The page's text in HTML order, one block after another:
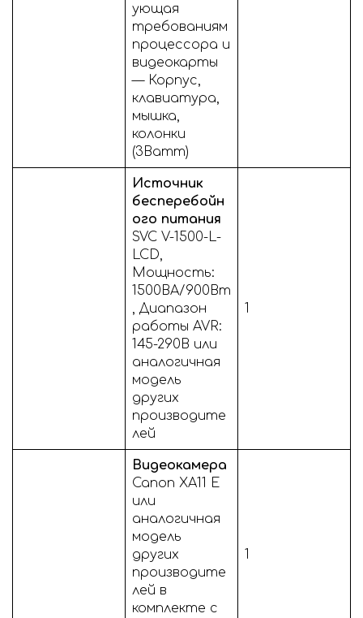
ующая
требованиям
процессора и
видеокарты
— Корпус,
клавиатура,
мышка,
колонки
(3Ватт)
Источник
бесперебойн
ого питания
SVC V-1500-L-
LCD,
Мощность:
1500ВА/900Вт
, Диапазон
работы AVR:
145-290В или
аналогичная
модель
других
производите
лей
1
Видеокамера
Canon XA11 E
или
аналогичная
модель
других
производите
лей в
комплекте с
1